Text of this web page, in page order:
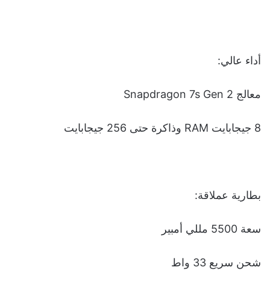
أداء عالي:
معالج Snapdragon 7s Gen 2
8 جيجابايت RAM وذاكرة حتى 256 جيجابايت
بطارية عملاقة:
سعة 5500 مللي أمبير
شحن سريع 33 واط